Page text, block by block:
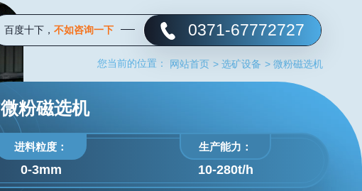
百度十下， 不如咨询一下 0371-67772727
您当前的位置： 网站首页 > 选矿设备 > 微粉磁选机
微粉磁选机
进料粒度：
0-3mm
生产能力：
10-280t/h